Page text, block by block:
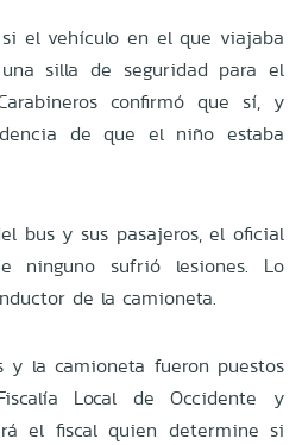
el vehículo en el que viajaba
silla de seguridad para el
confirmó que sí, y
de que el niño estaba
bus y sus pasajeros, el oficial
ninguno sufrió lesiones. Lo
de la camioneta.
y la camioneta fueron puestos
Local de Occidente y
el fiscal quien determine si